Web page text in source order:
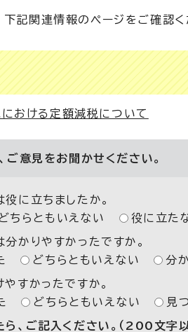
記関連情報のページをご確認く
おける定額減税について
ご意見をお聞かせください。
に立ちましたか。
どちらともいえない 役に立た
かりやすかったですか。
どちらともいえない 分
すかったですか。
どちらともいえない 見
、ご記入ください。（200文字以